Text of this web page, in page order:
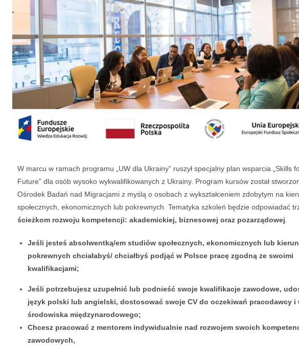
W marcu w ramach programu „UW dla Ukrainy” ruszył specjalny plan wsparcia „Skills
Future” dla osób wysoko wykwalifikowanych z Ukrainy. Program kursów został
Ośrodek Badań nad Migracjami z myślą o osobach z wykształceniem zdobytym na
społecznych, ekonomicznych lub pokrewnych. Tematyka szkoleń będzie odpowiadać
ścieżkom rozwoju kompetencji: akademickiej, biznesowej oraz pozarządowej.
Jeśli jesteś absolwentką/em studiów społecznych, ekonomicznych lub
pokrewnych chciałabyś/ chciałbyś podjąć w Polsce pracę zgodną ze swoimi
kwalifikacjami;
Jeśli potrzebujesz uzupełnić lub podnieść swoje kwalifikacje zawodowe,
język polski lub angielski, dostosować swoje CV do oczekiwań pracodawcy i
środowiska międzynarodowego;
Chcesz pracować z mentorem indywidualnie nad rozwojem swoich
zawodowych,